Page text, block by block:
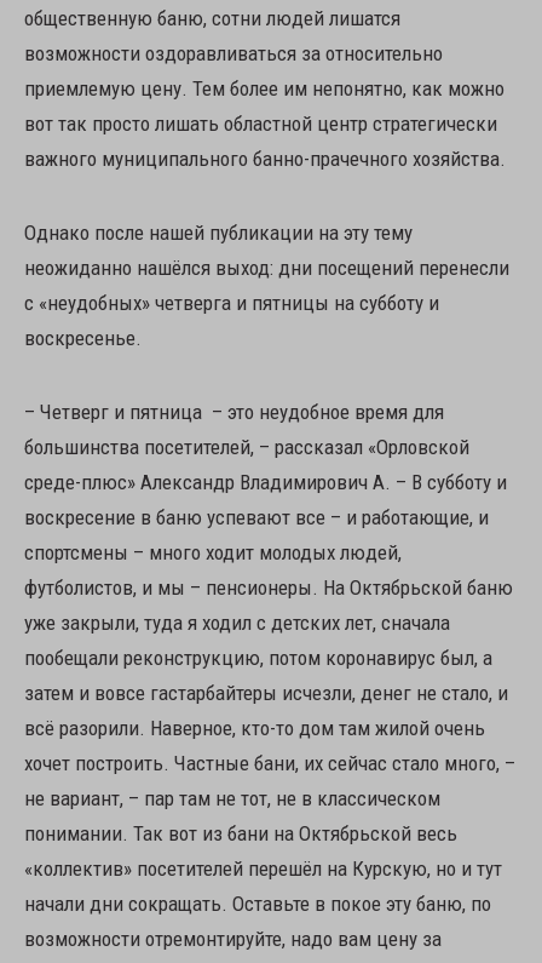
общественную баню, сотни людей лишатся
возможности оздоравливаться за относительно
приемлемую цену. Тем более им непонятно, как можно
вот так просто лишать областной центр стратегически
важного муниципального банно-прачечного хозяйства.
Однако после нашей публикации на эту тему
неожиданно нашёлся выход: дни посещений перенесли
с «неудобных» четверга и пятницы на субботу и
воскресенье.
– Четверг и пятница – это неудобное время для
большинства посетителей, – рассказал «Орловской
среде-плюс» Александр Владимирович А. – В субботу и
воскресение в баню успевают все – и работающие, и
спортсмены – много ходит молодых людей,
футболистов, и мы – пенсионеры. На Октябрьской баню
уже закрыли, туда я ходил с детских лет, сначала
пообещали реконструкцию, потом коронавирус был, а
затем и вовсе гастарбайтеры исчезли, денег не стало, и
всё разорили. Наверное, кто-то дом там жилой очень
хочет построить. Частные бани, их сейчас стало много, –
не вариант, – пар там не тот, не в классическом
понимании. Так вот из бани на Октябрьской весь
«коллектив» посетителей перешёл на Курскую, но и тут
начали дни сокращать. Оставьте в покое эту баню, по
возможности отремонтируйте, надо вам цену за